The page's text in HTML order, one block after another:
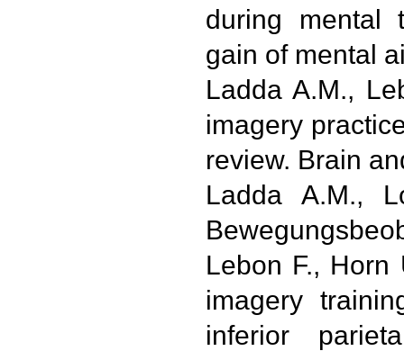
during mental
gain of mental
Ladda A.M.,
imagery
review. Brain
Ladda A.M.,
Lebon F.,
imagery
inferior